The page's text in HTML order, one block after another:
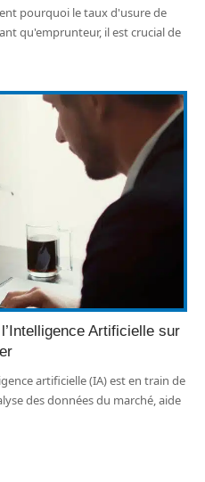
pourquoi le taux d'usure de
qu'emprunteur, il est crucial de
Artificielle sur
artificielle (IA) est en train de
des données du marché, aide